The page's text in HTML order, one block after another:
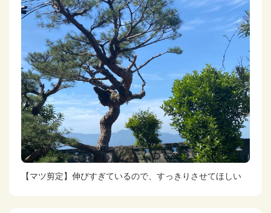
【マツ剪定】伸びすぎているので、すっきりさせてほしい